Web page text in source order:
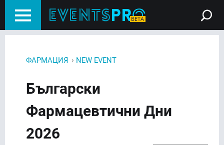
ФАРМАЦИЯ › NEW EVENT
Български
Фармацевтични Дни
2026